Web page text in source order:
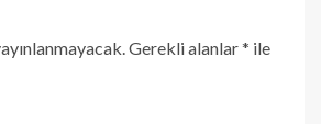
Gerekli alanlar* ile